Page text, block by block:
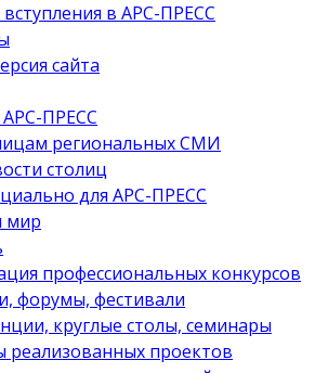
в АРС-ПРЕСС
сайта
ПРЕСС
региональных СМИ
столиц
для АРС-ПРЕСС
мир
профессиональных конкурсов
форумы, фестивали
круглые столы, семинары
проектов